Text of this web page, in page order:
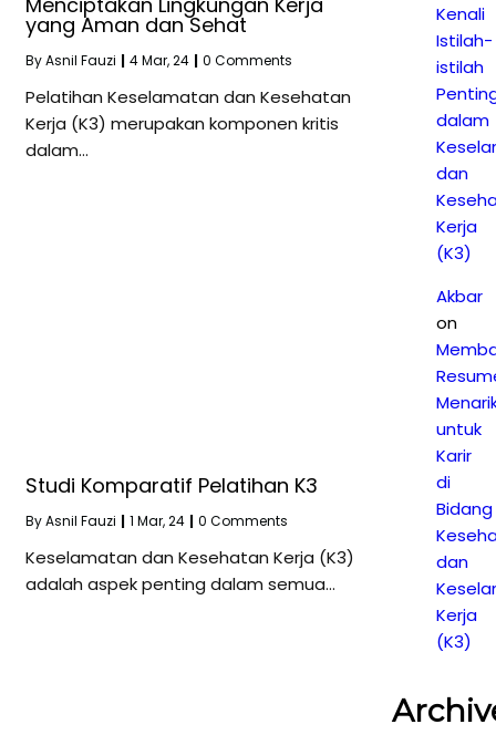
yang Aman dan Sehat
ByAsnil Fauzi | 4Mar, 24 | 0 Comments
Pelatihan Keselamatan dan Kesehatan
Kerja (K3) merupakan komponen kritis
dalam…
Studi Komparatif Pelatihan K3
ByAsnil Fauzi | 1 Mar, 24 | 0 Comments
Keselamatan dan Kesehatan Kerja (K3)
adalah aspek penting dalam semua…
Kenali
Istilah-
istilah
dalam
dan
Kerja
(K3)
Akbar
on
untuk
Karir
di
Bidang
dan
Kerja
(K3)